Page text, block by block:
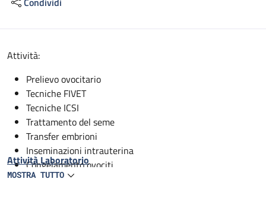
Descrizione
Attività:
Prelievo ovocitario
Tecniche FIVET
Tecniche ICSI
Trattamento del seme
Transfer embrioni
Inseminazioni intrauterina
Congelamento ovociti
Congelamento Embrioni
Attività Laboratorio
MOSTRA TUTTO